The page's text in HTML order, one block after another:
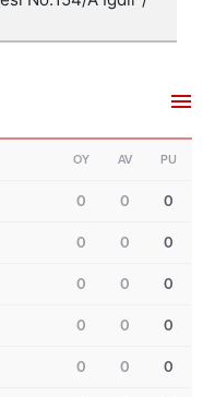
OY AV PU
0 0 0
0 0 0
0 0 0
0 0 0
0 0 0